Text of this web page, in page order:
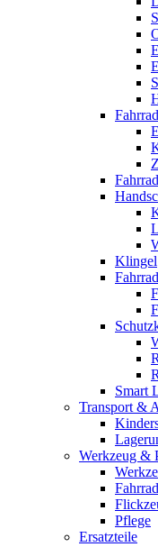
Klingel
Smart
Transport &
Werkzeug &
Pflege
Ersatzteile